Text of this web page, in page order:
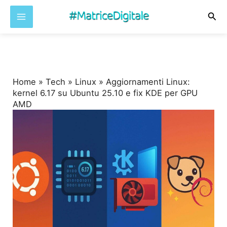
Home »Tech » Linux »Aggiornamenti Linux:
kernel 6.17 su Ubuntu 25.10 e fix KDE per GPU
AMD